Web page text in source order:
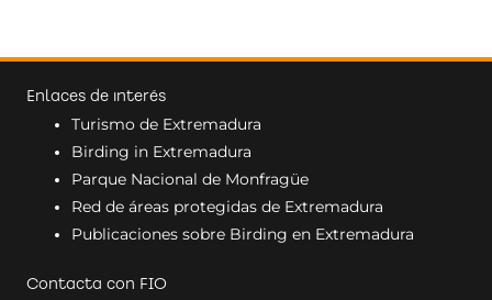
Enlaces de interés
Turismo de Extremadura
Birding in Extremadura
Parque Nacional de Monfragüe
Red de áreas protegidas de Extremadura
Publicaciones sobre Birding en Extremadura
Contacta con FIO